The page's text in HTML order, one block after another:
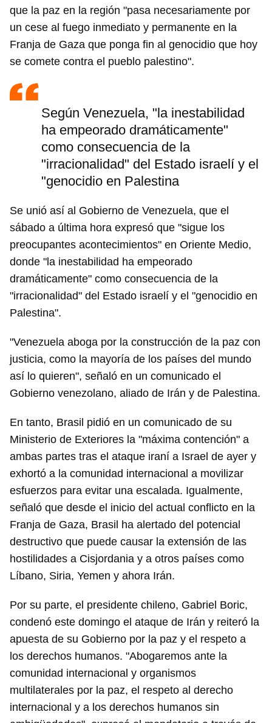
que la paz en la región "pasa necesariamente por
un cese al fuego inmediato y permanente en la
Franja de Gaza que ponga fin al genocidio que hoy
se comete contra el pueblo palestino".
Según Venezuela, "la inestabilidad
ha empeorado dramáticamente"
como consecuencia de la
"irracionalidad" del Estado israelí y el
"genocidio en Palestina
Se unió así al Gobierno de Venezuela, que el
sábado a última hora expresó que "sigue los
preocupantes acontecimientos" en Oriente Medio,
donde "la inestabilidad ha empeorado
dramáticamente" como consecuencia de la
"irracionalidad" del Estado israelí y el "genocidio en
Palestina".
"Venezuela aboga por la construcción de la paz con
justicia, como la mayoría de los países del mundo
así lo quieren", señaló en un comunicado el
Gobierno venezolano, aliado de Irán y de Palestina.
En tanto, Brasil pidió en un comunicado de su
Ministerio de Exteriores la "máxima contención" a
ambas partes tras el ataque iraní a Israel de ayer y
exhortó a la comunidad internacional a movilizar
esfuerzos para evitar una escalada. Igualmente,
señaló que desde el inicio del actual conflicto en la
Franja de Gaza, Brasil ha alertado del potencial
destructivo que puede causar la extensión de las
hostilidades a Cisjordania y a otros países como
Líbano, Siria, Yemen y ahora Irán.
Por su parte, el presidente chileno, Gabriel Boric,
condenó este domingo el ataque de Irán y reiteró la
apuesta de su Gobierno por la paz y el respeto a
los derechos humanos. "Abogaremos ante la
comunidad internacional y organismos
multilaterales por la paz, el respeto al derecho
internacional y a los derechos humanos sin